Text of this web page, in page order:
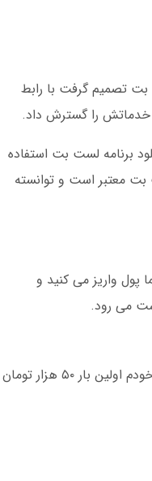
بت تصمیم گرفت با رابط
برنامه لست بت استفاده
دهد لست بت معتبر است و توانسته
واریز می کنید و
می رود.
در بازی انفجار لست بت، شما کنترل کامل دارید. می توانید ۱۰۰ هزار تومان شرط بندی کنید یا فقط ۱۰ هزار. من خودم اولین بار ۵۰ هزار تومان